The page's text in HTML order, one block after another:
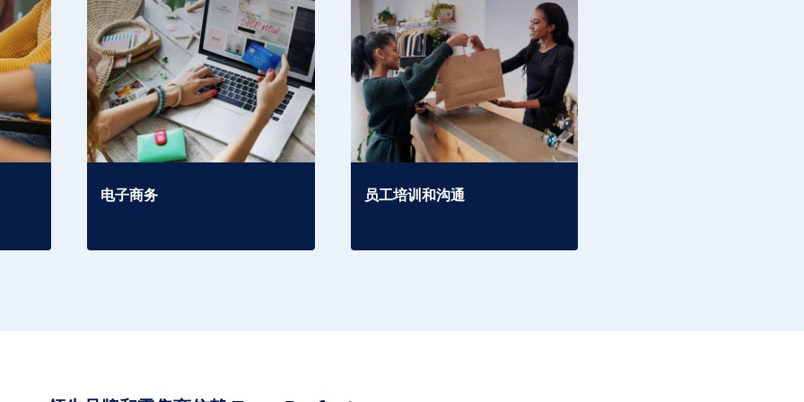
电子商务 员工培训和沟通